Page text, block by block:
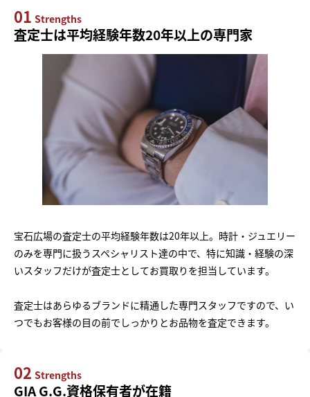
01 Strengths
査定士は平均経験年数20年以上の専門家
宝石広場の査定士の平均経験年数は20年以上。時計・ジュエリー
のみを専門に扱うスペシャリスト達の中で、特に知識・経験の深
いスタッフだけが査定士としてお買取りを担当しています。
査定士はあらゆるブランドに精通した専門スタッフですので、い
つでもお客様の目の前でしっかりとお品物を査定できます。
02 Strengths
GIA G.G.資格保有者が在籍